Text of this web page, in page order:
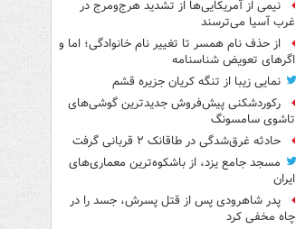
نیمی از آمریکایی‌ها از تشدید هرج‌ومرج در
غرب آسیا می‌ترسند
از حذف نام همسر تا تغییر نام خانوادگی؛ اما و
اگرهای تعویض شناسنامه
نمایی زیبا از تنگه کریان جزیره قشم
رکوردشکنی پیش‌فروش جدیدترین گوشی‌های
تاشوی سامسونگ
حادثه غرق‌شدگی در طاقانک ۲ قربانی گرفت
مسجد جامع یزد، از باشکوه‌ترین معماری‌های
ایران
پدر شاهرودی پس از قتل پسرش، جسد را در
چاه مخفی کرد